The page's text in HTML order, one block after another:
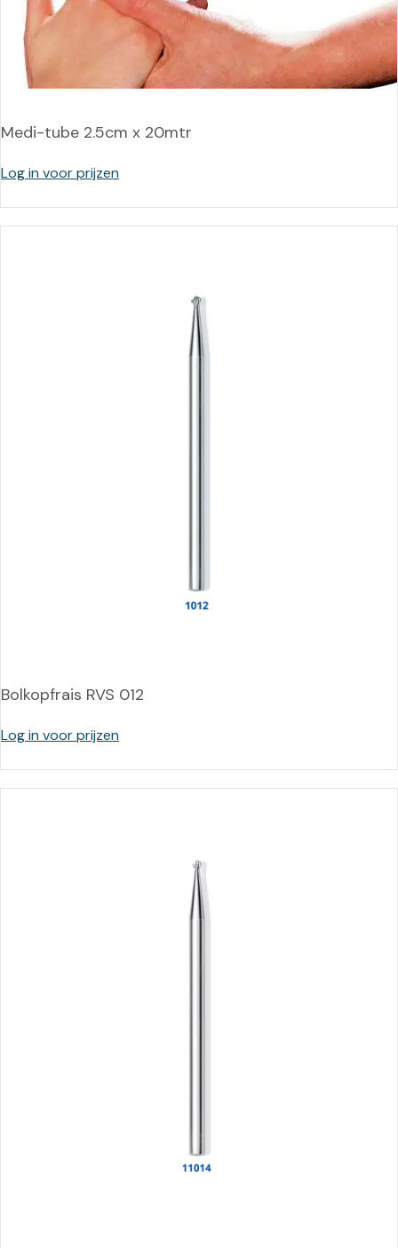
Medi-tube 2.5cm x 20mtr
Log in voor prijzen
Bolkopfrais RVS 012
Log in voor prijzen